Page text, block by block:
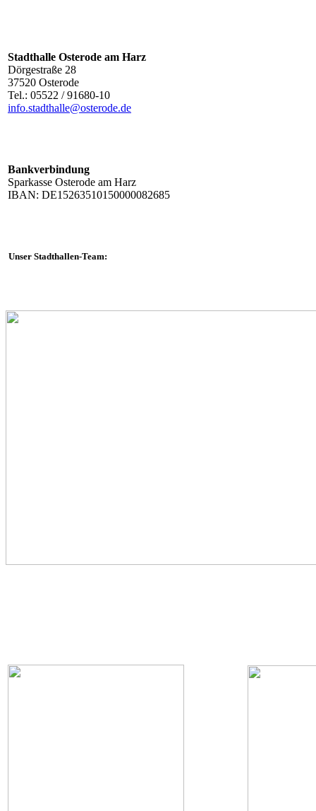
Stadthalle Osterode am Harz
Dörgestraße 28
37520 Osterode
Tel.: 05522 / 91680-10
info.stadthalle@osterode.de
Bankverbindung
Sparkasse Osterode am Harz
IBAN: DE15263510150000082685
Unser Stadthallen-Team: